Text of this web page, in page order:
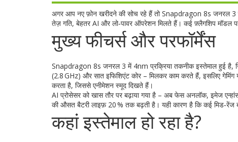
अगर आप नए फ़ोन खरीदने की सोच रहे हैं तो Snapdragon 8s जनरल 3
तेज़ गति, बेहतर AI और लो‑पावर ऑपरेशन मिलते हैं। कई फ़्लैगशिप मॉडल
मुख्य फीचर्स और परफॉर्मेंस
Snapdragon 8s जनरल 3 में 4nm प्रक्रिया तकनीक इस्तेमाल हुई है,
(2.8 GHz) और सात इफिशिएंट कोर – मिलकर काम करते हैं, इसलिए
करता है, जिससे एनीमेशन स्मूद दिखते हैं।
AI प्रोसेसर को खास तौर पर बढ़ाया गया है – अब फेस अनलॉक, इमेज
की औसत बैटरी लाइफ़ 20 % तक बढ़ती है। यही कारण है कि कई मिड‑रेंज
कहां इस्तेमाल हो रहा है?